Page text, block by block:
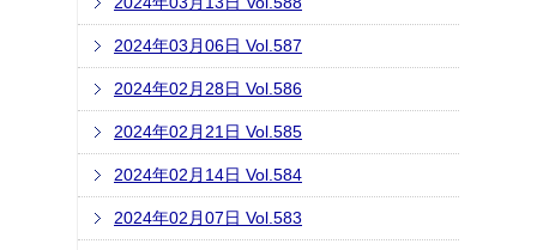
2024年03月06日 Vol.587
2024年02月28日 Vol.586
2024年02月21日 Vol.585
2024年02月14日 Vol.584
2024年02月07日 Vol.583